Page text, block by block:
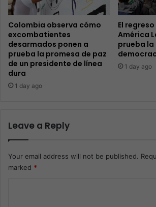
Colombia observa cómo
excombatientes
desarmados ponen a
prueba la promesa de paz
de un presidente de línea
dura
1 day ago
El
América
prueba la
1 day ago
Leave a Reply
Your email address will not be published.
marked *